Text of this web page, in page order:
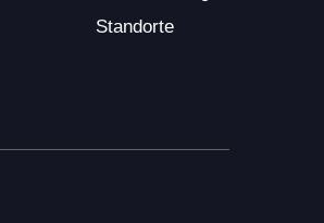
Standorte